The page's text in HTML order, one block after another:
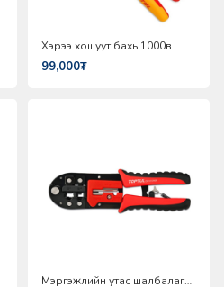
Хэрээ хошуут бахь 1000в
тэсвэртэй Toptul DGCE2210
99,000₮
Мэргэжлийн утас шалбалагч